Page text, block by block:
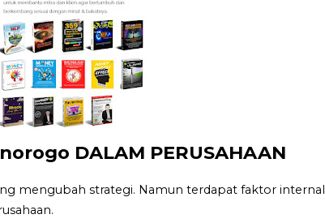
DALAM PERUSAHAAN
mengubah strategi. Namun terdapat faktor internal